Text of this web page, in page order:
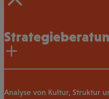
Analyse von Kultur, Struktur